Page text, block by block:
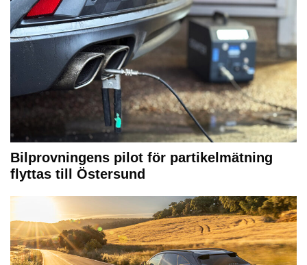
Bilprovningens pilot för partikelmätning
flyttas till Östersund